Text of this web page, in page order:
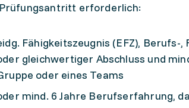
erforderlich:
Fähigkeitszeugnis (EFZ),
gleichwertiger Abschluss und
oder eines Teams
mind. 6 Jahre Berufserfahrung,